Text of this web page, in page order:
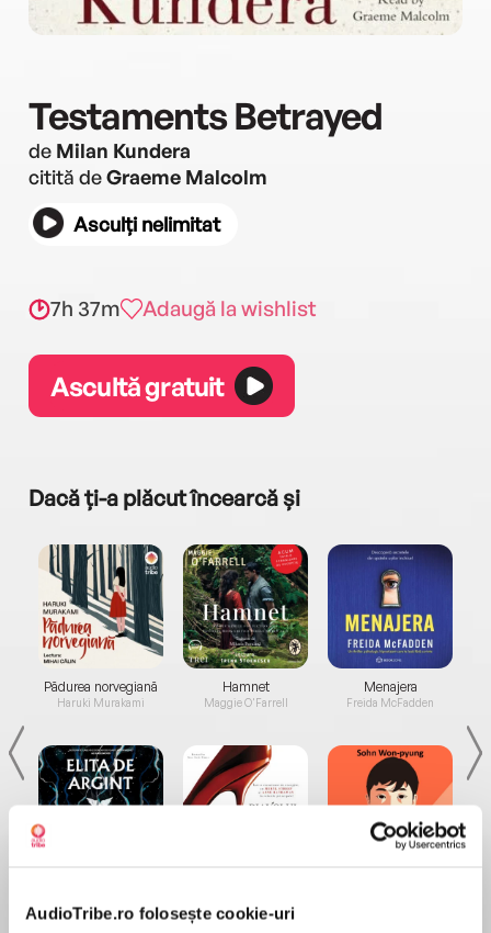
AudioTribe.ro folosește cookie-uri
Testaments Betrayed
de Milan Kundera
citită deGraeme Malcolm
Asculți nelimitat
7h 37m Adaugă la wishlist
Ascultă gratuit
Dacă ți-a plăcut încearcă și
Pădurea norvegiană
Haruki Murakami
de...
Dani Francis
Hamnet
Maggie O'Farrell
la...
Lauren Weisberger
Menajera
Freida McFadden